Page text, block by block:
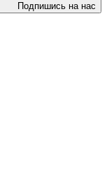
Подпишись на нас